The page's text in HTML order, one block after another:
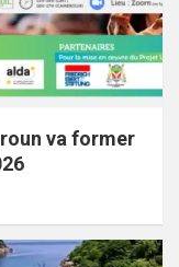
va former